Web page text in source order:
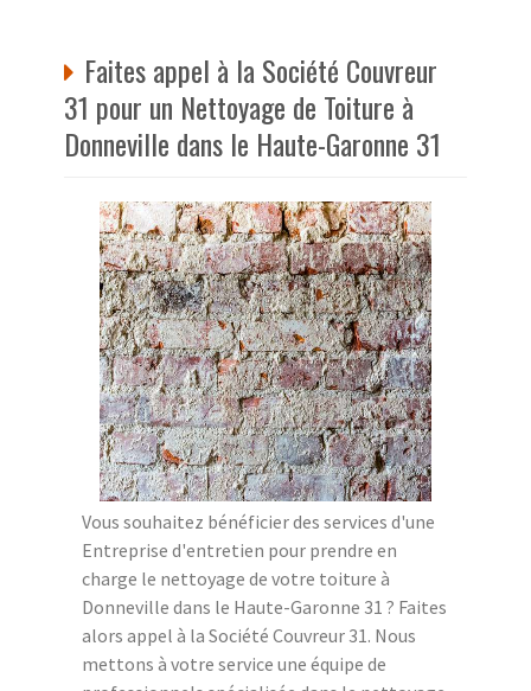
Faites appel à la Société Couvreur
31 pour un Nettoyage de Toiture à
Donneville dans le Haute-Garonne 31
Vous souhaitez bénéficier des services d'une
Entreprise d'entretien pour prendre en
charge le nettoyage de votre toiture à
Donneville dans le Haute-Garonne 31 ? Faites
alors appel à la Société Couvreur 31. Nous
mettons à votre service une équipe de